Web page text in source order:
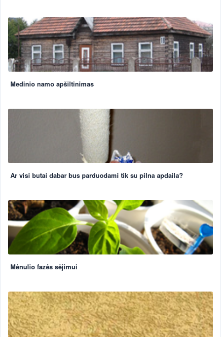
Medinio namo apšiltinimas
Ar visi butai dabar bus parduodami tik su pilna apdaila?
Mėnulio fazės sėjimui